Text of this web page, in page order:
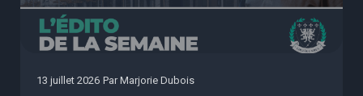
13 juillet 2026 Par Marjorie Dubois